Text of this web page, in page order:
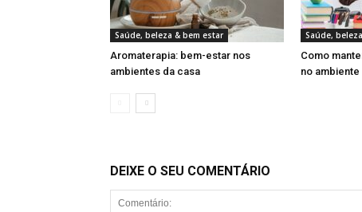
Saúde, beleza & bem estar
Aromaterapia: bem-estar nos
ambientes da casa
Saúde,
Como
no
DEIXE O SEU COMENTÁRIO